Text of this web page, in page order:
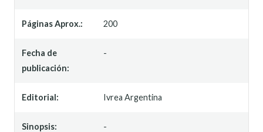
Páginas Aprox.: 200
Fecha de
publicación:
-
Editorial: Ivrea Argentina
Sinopsis: -